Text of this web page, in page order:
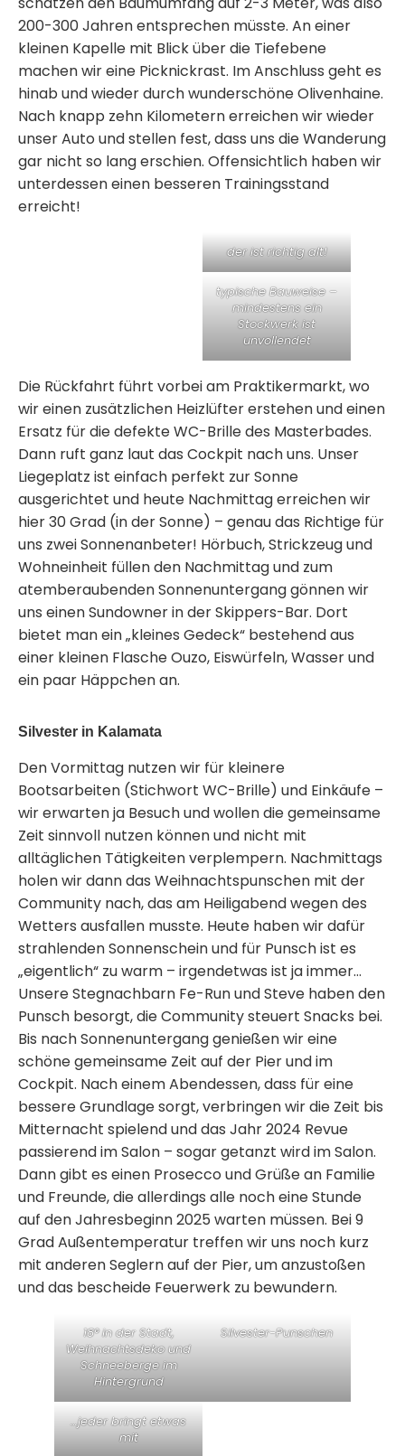
200-300 Jahren entsprechen müsste. An einer
kleinen Kapelle mit Blick über die Tiefebene
machen wir eine Picknickrast. Im Anschluss geht es
hinab und wieder durch wunderschöne Olivenhaine.
Nach knapp zehn Kilometern erreichen wir wieder
unser Auto und stellen fest, dass uns die Wanderung
gar nicht so lang erschien. Offensichtlich haben wir
unterdessen einen besseren Trainingsstand
erreicht!
der ist richtig alt!
typische Bauweise –
mindestens ein
Stockwerk ist
unvollendet
Die Rückfahrt führt vorbei am Praktikermarkt, wo
wir einen zusätzlichen Heizlüfter erstehen und einen
Ersatz für die defekte WC-Brille des Masterbades.
Dann ruft ganz laut das Cockpit nach uns. Unser
Liegeplatz ist einfach perfekt zur Sonne
ausgerichtet und heute Nachmittag erreichen wir
hier 30 Grad (in der Sonne) – genau das Richtige für
uns zwei Sonnenanbeter! Hörbuch, Strickzeug und
Wohneinheit füllen den Nachmittag und zum
atemberaubenden Sonnenuntergang gönnen wir
uns einen Sundowner in der Skippers-Bar. Dort
bietet man ein „kleines Gedeck“ bestehend aus
einer kleinen Flasche Ouzo, Eiswürfeln, Wasser und
ein paar Häppchen an.
Silvester in Kalamata
Den Vormittag nutzen wir für kleinere
Bootsarbeiten (Stichwort WC-Brille) und Einkäufe –
wir erwarten ja Besuch und wollen die gemeinsame
Zeit sinnvoll nutzen können und nicht mit
alltäglichen Tätigkeiten verplempern. Nachmittags
holen wir dann das Weihnachtspunschen mit der
Community nach, das am Heiligabend wegen des
Wetters ausfallen musste. Heute haben wir dafür
strahlenden Sonnenschein und für Punsch ist es
„eigentlich“ zu warm – irgendetwas ist ja immer…
Unsere Stegnachbarn Fe-Run und Steve haben den
Punsch besorgt, die Community steuert Snacks bei.
Bis nach Sonnenuntergang genießen wir eine
schöne gemeinsame Zeit auf der Pier und im
Cockpit. Nach einem Abendessen, dass für eine
bessere Grundlage sorgt, verbringen wir die Zeit bis
Mitternacht spielend und das Jahr 2024 Revue
passierend im Salon – sogar getanzt wird im Salon.
Dann gibt es einen Prosecco und Grüße an Familie
und Freunde, die allerdings alle noch eine Stunde
auf den Jahresbeginn 2025 warten müssen. Bei 9
Grad Außentemperatur treffen wir uns noch kurz
mit anderen Seglern auf der Pier, um anzustoßen
und das bescheide Feuerwerk zu bewundern.
18° in der Stadt,
Weihnachtsdeko und
Schneeberge im
Hintergrund
Silvester-Punschen
…jeder bringt etwas
mit